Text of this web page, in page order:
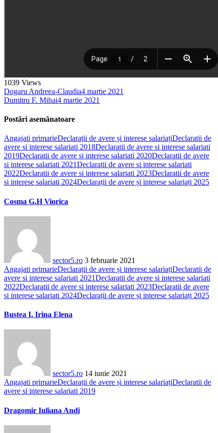
1039 Views
Dogaru Andreea-Claudia4 martie 2021
Dumitru F. Mihai4 martie 2021
Postări asemănatoare
Angajati primarieDeclarații de avere și interese salariațiDeclaratii de
avere si interese salariati 2018Declaratii de avere si interese salariati
2019Declaratii de avere si interese salariati 2020Declaratii de avere
si interese salariati 2021Declaratii de avere si interese salariati
2022Declaratii de avere si interese salariati 2023Declaratii de avere
si interese salariati 2024Declarații de avere și interese salariați 2025
Cosma G.H Viorica
sector5.ro 3 februarie 2021
Angajati primarieDeclarații de avere și interese salariațiDeclaratii de
avere si interese salariati 2021Declaratii de avere si interese salariati
2022Declaratii de avere si interese salariati 2023Declaratii de avere
si interese salariati 2024Declarații de avere și interese salariați 2025
Bustea I. Irina Elena
sector5.ro 14 iunie 2021
Angajati primarieDeclarații de avere și interese salariațiDeclaratii de
avere si interese salariati 2019
Dragomir Iuliana Andi